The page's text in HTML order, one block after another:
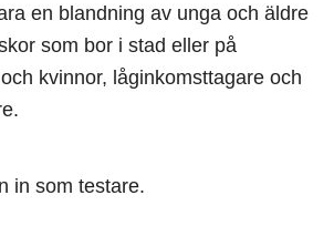
en blandning av unga och äldre
som bor i stad eller på
kvinnor, låginkomsttagare och
in som testare.